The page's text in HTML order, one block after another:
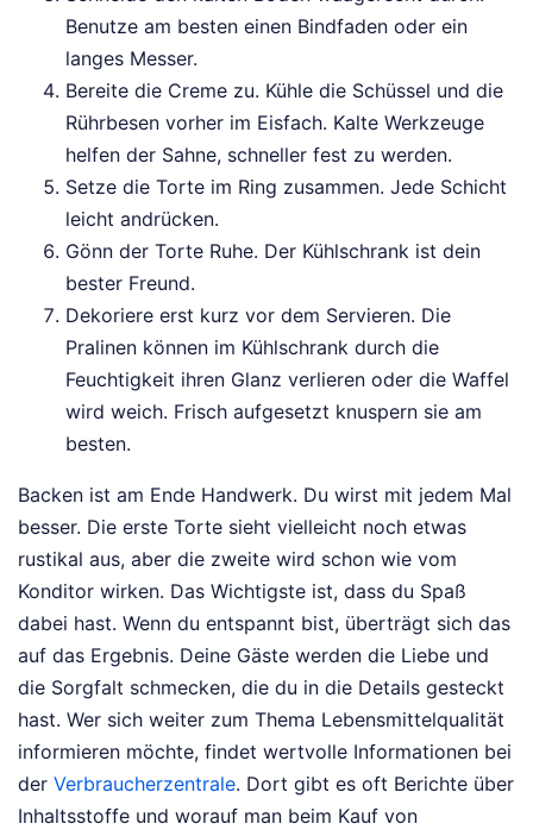
Benutze am besten einen Bindfaden oder ein
langes Messer.
Bereite die Creme zu. Kühle die Schüssel und die
Rührbesen vorher im Eisfach. Kalte Werkzeuge
helfen der Sahne, schneller fest zu werden.
Setze die Torte im Ring zusammen. Jede Schicht
leicht andrücken.
Gönn der Torte Ruhe. Der Kühlschrank ist dein
bester Freund.
Dekoriere erst kurz vor dem Servieren. Die
Pralinen können im Kühlschrank durch die
Feuchtigkeit ihren Glanz verlieren oder die Waffel
wird weich. Frisch aufgesetzt knuspern sie am
besten.
Backen ist am Ende Handwerk. Du wirst mit jedem Mal
besser. Die erste Torte sieht vielleicht noch etwas
rustikal aus, aber die zweite wird schon wie vom
Konditor wirken. Das Wichtigste ist, dass du Spaß
dabei hast. Wenn du entspannt bist, überträgt sich das
auf das Ergebnis. Deine Gäste werden die Liebe und
die Sorgfalt schmecken, die du in die Details gesteckt
hast. Wer sich weiter zum Thema Lebensmittelqualität
informieren möchte, findet wertvolle Informationen bei
der Verbraucherzentrale. Dort gibt es oft Berichte über
Inhaltsstoffe und worauf man beim Kauf von